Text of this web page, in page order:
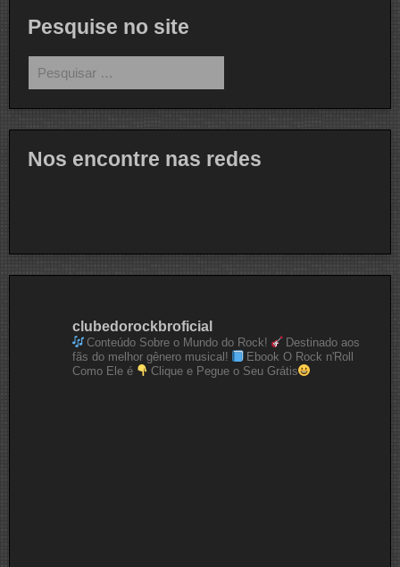
Pesquise no site
por:
Nos encontre nas redes
clubedorockbroficial
Conteúdo Sobre o Mundo do Rock!
Destinado aos
fãs do melhor gênero musical!
Ebook O Rock n'Roll
Como Ele é
Clique e Pegue o Seu Grátis